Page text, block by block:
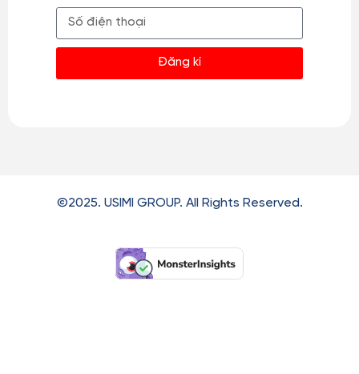
Đăng kí
©2025. USIMI GROUP. All Rights Reserved.